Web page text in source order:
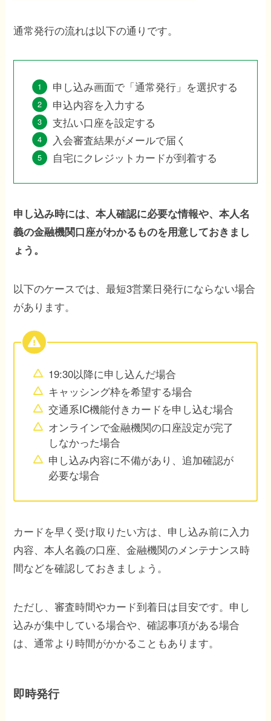
通常発行の流れは以下の通りです。
申し込み画面で「通常発行」を選択する
申込内容を入力する
支払い口座を設定する
入会審査結果がメールで届く
自宅にクレジットカードが到着する
申し込み時には、本人確認に必要な情報や、本人名
義の金融機関口座がわかるものを用意しておきまし
ょう。
以下のケースでは、最短3営業日発行にならない場合
があります。
19:30以降に申し込んだ場合
キャッシング枠を希望する場合
交通系IC機能付きカードを申し込む場合
オンラインで金融機関の口座設定が完了
しなかった場合
申し込み内容に不備があり、追加確認が
必要な場合
カードを早く受け取りたい方は、申し込み前に入力
内容、本人名義の口座、金融機関のメンテナンス時
間などを確認しておきましょう。
ただし、審査時間やカード到着日は目安です。申し
込みが集中している場合や、確認事項がある場合
は、通常より時間がかかることもあります。
即時発行